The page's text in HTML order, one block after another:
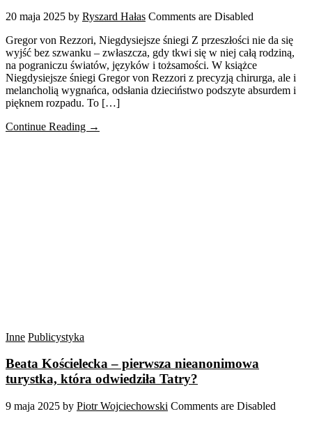
20 maja 2025 by Ryszard Hałas Comments are Disabled
Gregor von Rezzori, Niegdysiejsze śniegi Z przeszłości nie da się
wyjść bez szwanku – zwłaszcza, gdy tkwi się w niej całą rodziną,
na pograniczu światów, języków i tożsamości. W książce
Niegdysiejsze śniegi Gregor von Rezzori z precyzją chirurga, ale i
melancholią wygnańca, odsłania dzieciństwo podszyte absurdem i
pięknem rozpadu. To […]
Continue Reading →
Inne Publicystyka
Beata Kościelecka – pierwsza nieanonimowa
turystka, która odwiedziła Tatry?
9 maja 2025 by Piotr Wojciechowski Comments are Disabled